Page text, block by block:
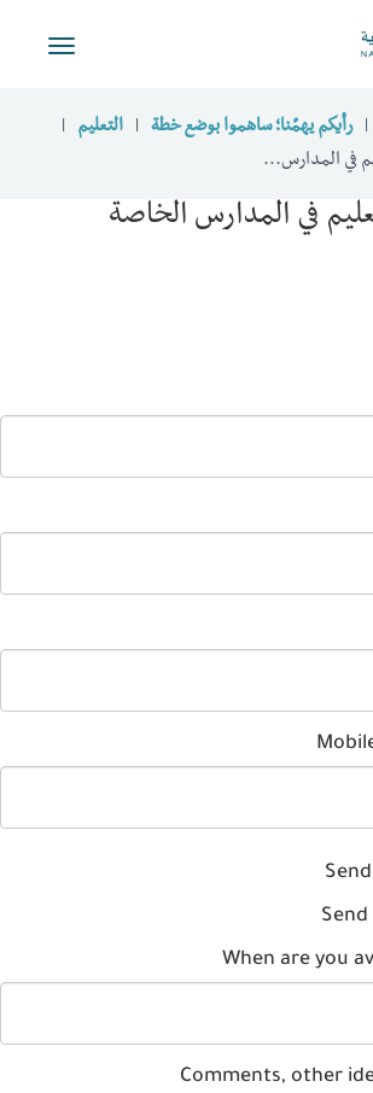
Toggle
رأيكم يهمّنا؛ ساهموا بوضع خطة
التعليم
في المدارس...
في المدارس الخاصة
When are
Comments, other